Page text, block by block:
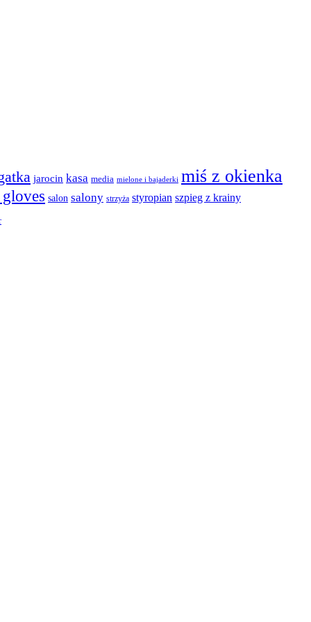
jarocin kasa media mielone i bajaderki miś z okienka
salon salony strzyża styropian szpieg z krainy